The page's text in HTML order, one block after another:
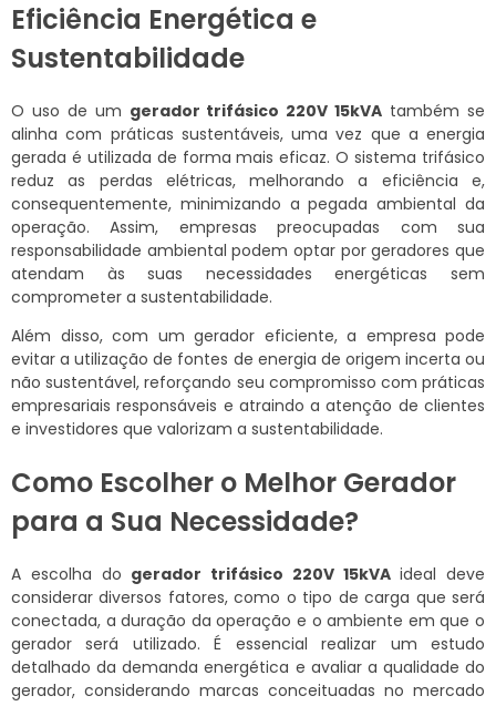
Eficiência Energética e
Sustentabilidade
O uso de um gerador trifásico 220V 15kVA também se
alinha com práticas sustentáveis, uma vez que a energia
gerada é utilizada de forma mais eficaz. O sistema trifásico
reduz as perdas elétricas, melhorando a eficiência e,
consequentemente, minimizando a pegada ambiental da
operação. Assim, empresas preocupadas com sua
responsabilidade ambiental podem optar por geradores que
atendam às suas necessidades energéticas sem
comprometer a sustentabilidade.
Além disso, com um gerador eficiente, a empresa pode
evitar a utilização de fontes de energia de origem incerta ou
não sustentável, reforçando seu compromisso com práticas
empresariais responsáveis e atraindo a atenção de clientes
e investidores que valorizam a sustentabilidade.
Como Escolher o Melhor Gerador
para a Sua Necessidade?
A escolha do gerador trifásico 220V 15kVAideal deve
considerar diversos fatores, como o tipo de carga que será
conectada, a duração da operação e o ambiente em que o
gerador será utilizado. É essencial realizar um estudo
detalhado da demanda energética e avaliar a qualidade do
gerador, considerando marcas conceituadas no mercado